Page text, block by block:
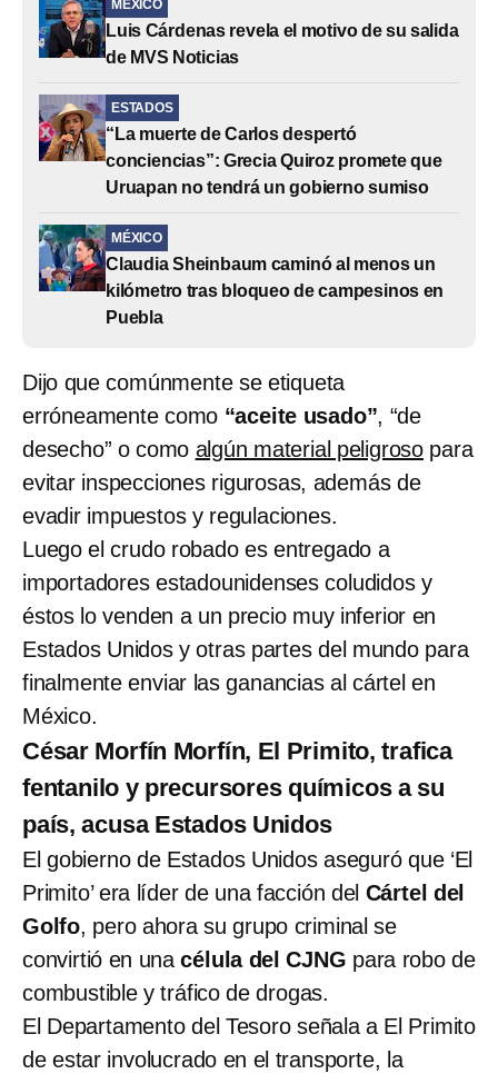
MÉXICO
Luis Cárdenas revela el motivo de su salida
de MVS Noticias
ESTADOS
“La muerte de Carlos despertó
conciencias”: Grecia Quiroz promete que
Uruapan no tendrá un gobierno sumiso
MÉXICO
Claudia Sheinbaum caminó al menos un
kilómetro tras bloqueo de campesinos en
Puebla
Dijo que comúnmente se etiqueta
erróneamente como “aceite usado”, “de
desecho” o como algún material peligroso para
evitar inspecciones rigurosas, además de
evadir impuestos y regulaciones.
Luego el crudo robado es entregado a
importadores estadounidenses coludidos y
éstos lo venden a un precio muy inferior en
Estados Unidos y otras partes del mundo para
finalmente enviar las ganancias al cártel en
México.
César Morfín Morfín, El Primito, trafica
fentanilo y precursores químicos a su
país, acusa Estados Unidos
El gobierno de Estados Unidos aseguró que ‘El
Primito’ era líder de una facción del Cártel del
Golfo, pero ahora su grupo criminal se
convirtió en unacélula del CJNG para robo de
combustible y tráfico de drogas.
El Departamento del Tesoro señala a El Primito
de estar involucrado en el transporte, la